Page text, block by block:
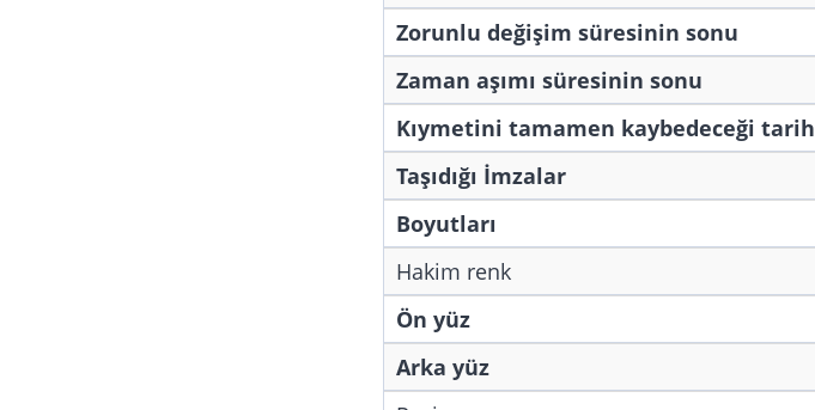
Zorunlu değişim süresinin sonu
Zaman aşımı süresinin sonu
Kıymetini tamamen kaybedeceği tarih
Taşıdığı İmzalar
Boyutları
Hakim renk
Ön yüz
Arka yüz